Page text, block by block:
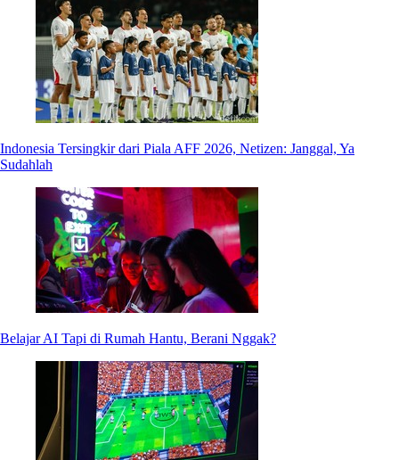
Indonesia Tersingkir dari Piala AFF 2026, Netizen: Janggal, Ya
Sudahlah
Belajar AI Tapi di Rumah Hantu, Berani Nggak?